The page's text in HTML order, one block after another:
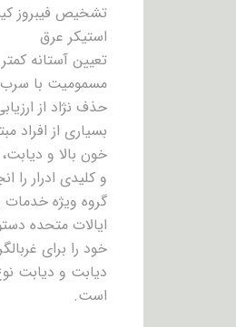
تشخیص فیبروز
استیکر عرق
تعیین آستانه
مسمومیت با سرب
حذف نژاد از
بسیاری از افراد
خون بالا و
و کلیدی ادرار را
گروه ویژه خدمات
ایالات متحده
خود را برای
است.